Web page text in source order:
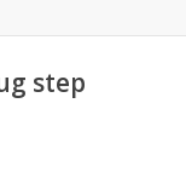
step